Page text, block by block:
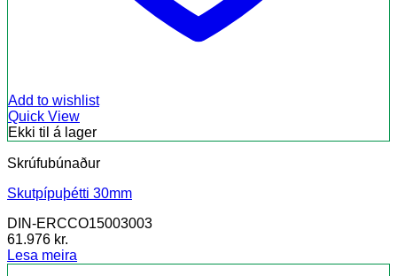
Add to wishlist
Quick View
Ekki til á lager
Skrúfubúnaður
Skutpípuþétti 30mm
DIN-ERCCO15003003
61.976 kr.
Lesa meira